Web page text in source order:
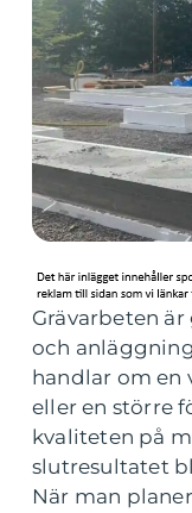
Grävarbeten
och
handlar om en
eller en större
kvaliteten på
slutresultatet
När man